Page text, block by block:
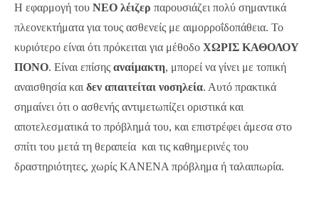
Η εφαρμογή του ΝΕΟ λέιζερ παρουσιάζει πολύ σημαντικά
πλεονεκτήματα για τους ασθενείς με αιμορροΐδοπάθεια. Το
κυριότερο είναι ότι πρόκειται για μέθοδο ΧΩΡΙΣ ΚΑΘΟΛΟΥ
ΠΟΝΟ. Είναι επίσης αναίμακτη, μπορεί να γίνει με τοπική
αναισθησία και δεν απαιτείται νοσηλεία. Αυτό πρακτικά
σημαίνει ότι ο ασθενής αντιμετωπίζει οριστικά και
αποτελεσματικά το πρόβλημά του, και επιστρέφει άμεσα στο
σπίτι του μετά τη θεραπεία και τις καθημερινές του
δραστηριότητες, χωρίς ΚΑΝΕΝΑ πρόβλημα ή ταλαιπωρία.